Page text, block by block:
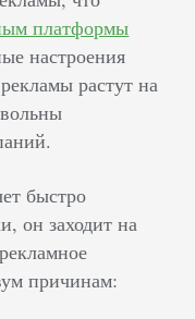
платформы
настроения
растут на
быстро
он заходит на
причинам: